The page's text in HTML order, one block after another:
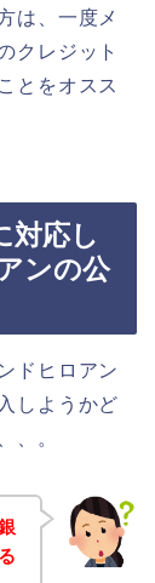
は、一度メ
クレジット
とをオスス
対応し
ンの公
ドヒロアン
しようかど
、。